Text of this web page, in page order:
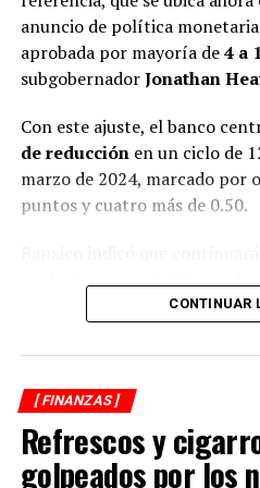
El robo de autos registra
anuncio de política
aprobada por mayoría de4 a 1
subgobernadorJonathan
Con este ajuste, el banco
de reducciónen un ciclo de
marzo de 2024, marcado por
puntos y cuatro más de 0.50.
mantener la tasa en niveles
convergencia ordenada
moderadosa sus previsiones
expectativa general en3.6%
trimestre, pero ajustó a la
CONTINUAR
[ FINANZAS ]
Refrescos y
golpeados por los